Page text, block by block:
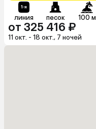
линия песок 100 м
от 325 416 ₽
11 окт. - 18 окт., 7 ночей